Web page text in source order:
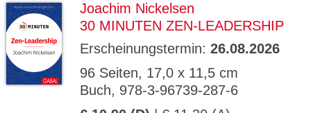
Joachim Nickelsen
30 MINUTEN ZEN-LEADERSHIP
Erscheinungstermin: 26.08.2026
96 Seiten, 17,0 x 11,5 cm
Buch, 978-3-96739-287-6